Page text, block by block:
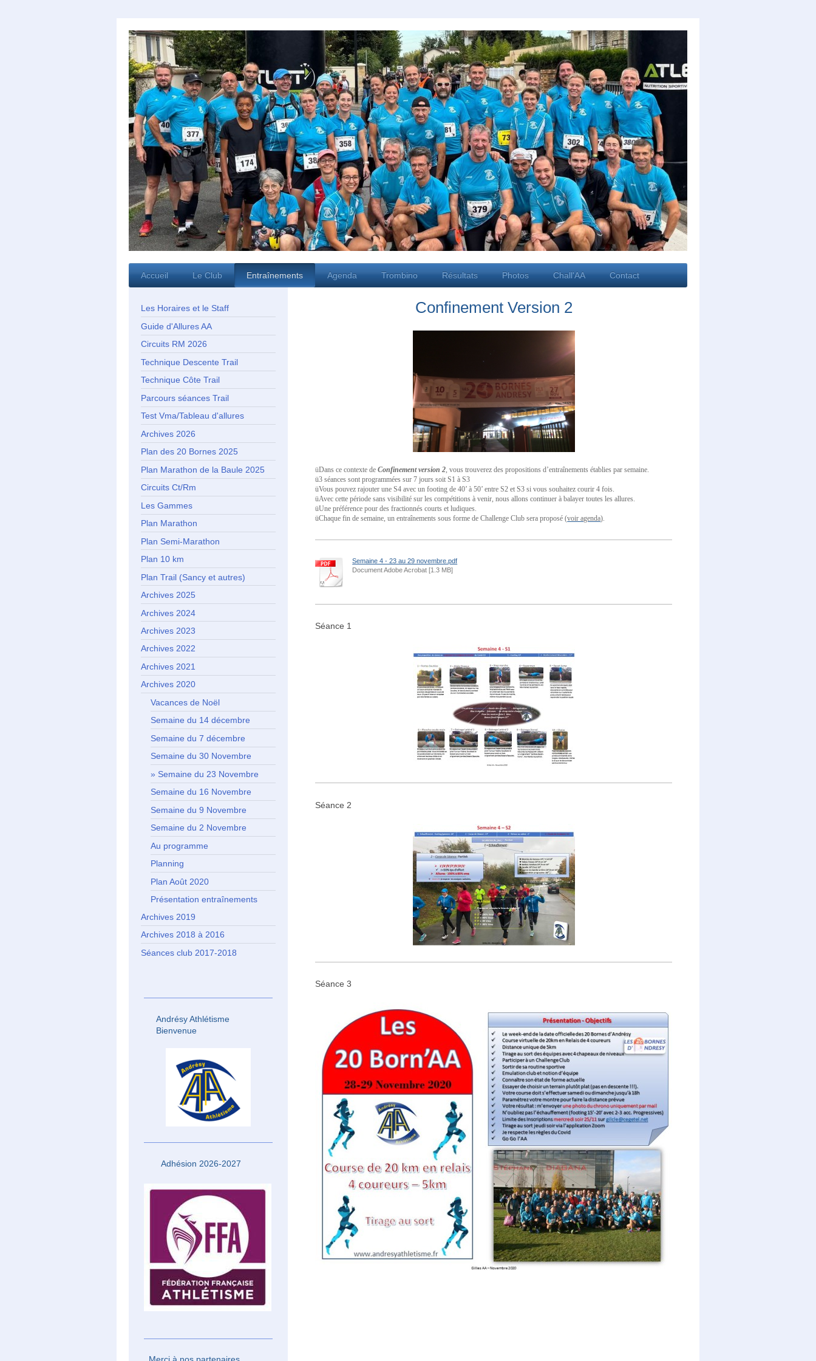
Accueil Le Club Entraînements Agenda Trombino Résultats Photos Chall'AA Contact
Confinement Version 2
üDans ce contexte de Confinement version 2, vous trouverez des propositions d’entraînements établies par semaine.
ü3 séances sont programmées sur 7 jours soit S1 à S3
üVous pouvez rajouter une S4 avec un footing de 40’ à 50’ entre S2 et S3 si vous souhaitez courir 4 fois.
üAvec cette période sans visibilité sur les compétitions à venir, nous allons continuer à balayer toutes les allures.
üUne préférence pour des fractionnés courts et ludiques.
üChaque fin de semaine, un entraînements sous forme de Challenge Club sera proposé (voir agenda).
Semaine 4 - 23 au 29 novembre.pdf
Document Adobe Acrobat [1.3 MB]
Séance 1
Séance 2
Séance 3
Les Horaires et le Staff
Guide d'Allures AA
Circuits RM 2026
Technique Descente Trail
Technique Côte Trail
Parcours séances Trail
Test Vma/Tableau d'allures
Archives 2026
Plan des 20 Bornes 2025
Plan Marathon de la Baule 2025
Circuits Ct/Rm
Les Gammes
Plan Marathon
Plan Semi-Marathon
Plan 10 km
Plan Trail (Sancy et autres)
Archives 2025
Archives 2024
Archives 2023
Archives 2022
Archives 2021
Archives 2020
Vacances de Noël
Semaine du 14 décembre
Semaine du 7 décembre
Semaine du 30 Novembre
Semaine du 23 Novembre
Semaine du 16 Novembre
Semaine du 9 Novembre
Semaine du 2 Novembre
Au programme
Planning
Plan Août 2020
Présentation entraînements
Archives 2019
Archives 2018 à 2016
Séances club 2017-2018
Andrésy Athlétisme
Bienvenue
Adhésion 2026-2027